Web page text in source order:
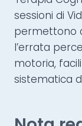
sessioni di
permettono
l’errata
motoria,
sistematica